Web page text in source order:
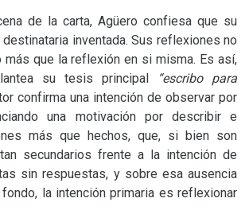
de la carta, Agüero confiesa que su
destinataria inventada. Sus reflexiones no
más que la reflexión en si misma. Es así,
su tesis principal
“escribo para
confirma una intención de observar por
una motivación por describir e
más que hechos, que, si bien son
secundarios frente a la intención de
sin respuestas, y sobre esa ausencia
la intención primaria es reflexionar